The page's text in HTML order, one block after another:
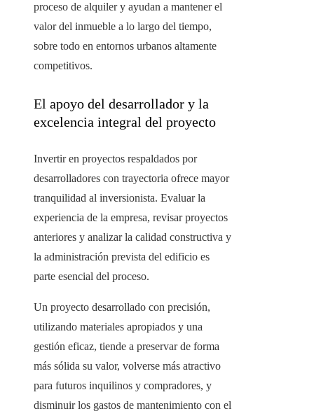
proceso de alquiler y ayudan a mantener el
valor del inmueble a lo largo del tiempo,
sobre todo en entornos urbanos altamente
competitivos.
El apoyo del desarrollador y la
excelencia integral del proyecto
Invertir en proyectos respaldados por
desarrolladores con trayectoria ofrece mayor
tranquilidad al inversionista. Evaluar la
experiencia de la empresa, revisar proyectos
anteriores y analizar la calidad constructiva y
la administración prevista del edificio es
parte esencial del proceso.
Un proyecto desarrollado con precisión,
utilizando materiales apropiados y una
gestión eficaz, tiende a preservar de forma
más sólida su valor, volverse más atractivo
para futuros inquilinos y compradores, y
disminuir los gastos de mantenimiento con el